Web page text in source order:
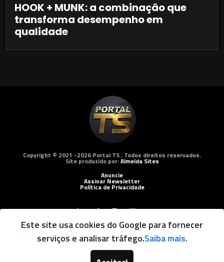
HOOK + MUNK: a combinação que
transforma desempenho em
qualidade
Copyright © 2021 -2026 Portal TS . Todos direitos reservados.
Site produzido por:Almeida Sites
Anuncie
Assinar Newsletter
Política de Privacidade
Este site usa cookies do Google para fornecer
serviços e analisar tráfego.Saiba mais.